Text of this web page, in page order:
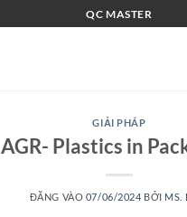
QC MASTER
GIẢI PHÁP
AGR- Plastics in
ĐĂNG VÀO 07/06/2024 BỞI MS.